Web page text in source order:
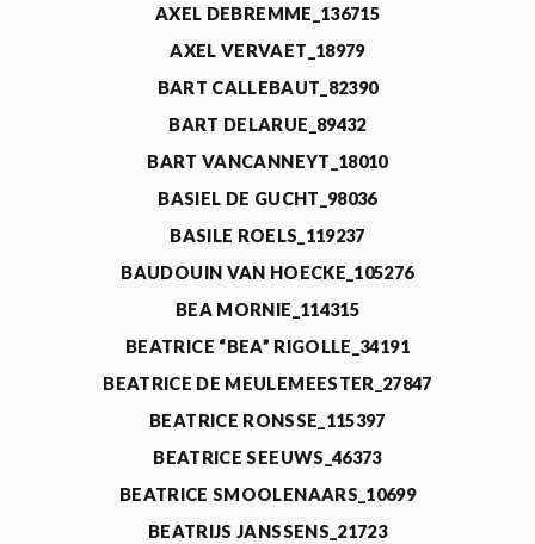
AXEL DEBREMME_136715
AXEL VERVAET_18979
BART CALLEBAUT_82390
BART DELARUE_89432
BART VANCANNEYT_18010
BASIEL DE GUCHT_98036
BASILE ROELS_119237
BAUDOUIN VAN HOECKE_105276
BEA MORNIE_114315
BEATRICE “BEA” RIGOLLE_34191
BEATRICE DE MEULEMEESTER_27847
BEATRICE RONSSE_115397
BEATRICE SEEUWS_46373
BEATRICE SMOOLENAARS_10699
BEATRIJS JANSSENS_21723